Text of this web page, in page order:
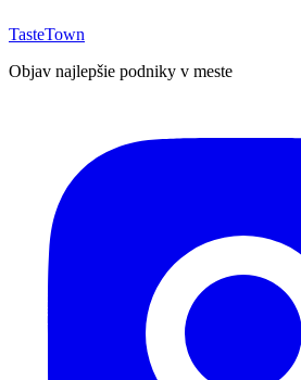
TasteTown
Objav najlepšie podniky v meste